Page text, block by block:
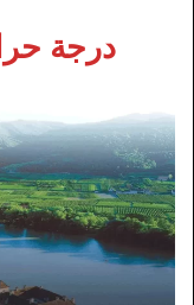
درجة